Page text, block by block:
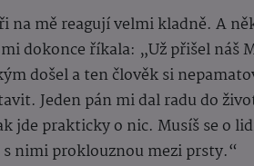
na mě reagují velmi kladně. A
dokonce říkala: „Už přišel náš
došel a ten člověk si
Jeden pán mi dal radu do
jde prakticky o nic. Musíš se o
nimi proklouznou mezi prsty.“